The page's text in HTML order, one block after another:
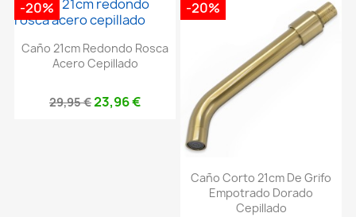
Caño 21cm Redondo Rosca
Acero Cepillado
29,95 €23,96 €
-20%
Caño Corto 21cm De Grifo
Empotrado Dorado
Cepillado
-20%